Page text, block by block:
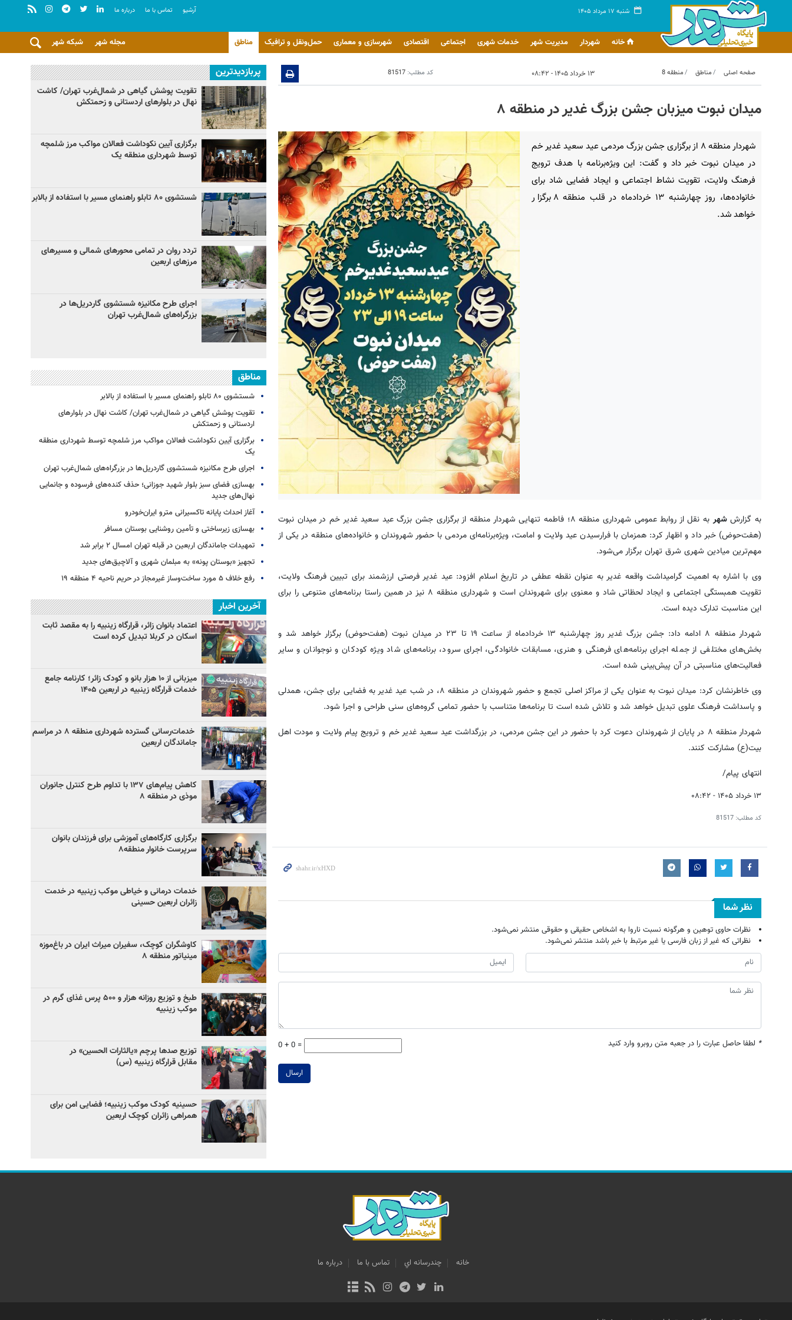
شنبه ۱۷ مرداد ۱۴۰۵ آرشيو تماس با ما درباره ما
خانه شهردار مدیریت شهر خدمات شهری اجتماعی اقتصادی شهرسازی و معماری حمل‌ونقل و ترافیک مناطق شبکه شهر مجله شهر
صفحه اصلی مناطق منطقه 8 ۱۳ خرداد ۱۴۰۵ - ۰۸:۴۲ کد مطلب: 81517
میدان نبوت میزبان جشن بزرگ غدیر در منطقه ۸
شهردار منطقه ۸ از برگزاری جشن بزرگ مردمی عید سعید غدیر خم
در میدان نبوت خبر داد و گفت: این ویژه‌برنامه با هدف ترویج
فرهنگ ولایت، تقویت نشاط اجتماعی و ایجاد فضایی شاد برای
خانواده‌ها، روز چهارشنبه ۱۳ خردادماه در قلب منطقه ۸ برگزار
خواهد شد.
به گزارششهر
به نقل از روابط عمومی شهرداری منطقه ۸؛ فاطمه تنهایی شهردار منطقه از برگزاری جشن بزرگ عید سعید غدیر خم در میدان نبوت
(هفت‌حوض) خبر داد و اظهار کرد: همزمان با فرارسیدن عید ولایت و امامت، ویژه‌برنامه‌ای مردمی با حضور شهروندان و خانواده‌های منطقه در یکی از
مهم‌ترین میادین شهری شرق تهران برگزار می‌شود.
وی با اشاره به اهمیت گرامیداشت واقعه غدیر به عنوان نقطه عطفی در تاریخ اسلام افزود: عید غدیر فرصتی ارزشمند برای تبیین فرهنگ ولایت،
تقویت همبستگی اجتماعی و ایجاد لحظاتی شاد و معنوی برای شهروندان است و شهرداری منطقه ۸ نیز در همین راستا برنامه‌های متنوعی را برای
این مناسبت تدارک دیده است.
شهردار منطقه ۸ ادامه داد: جشن بزرگ غدیر روز چهارشنبه ۱۳ خردادماه از ساعت ۱۹ تا ۲۳ در میدان نبوت (هفت‌حوض) برگزار خواهد شد و
بخش‌های مختلفی از جمله اجرای برنامه‌های فرهنگی و هنری، مسابقات خانوادگی، اجرای سرود، برنامه‌های شاد ویژه کودکان و نوجوانان و سایر
فعالیت‌های مناسبتی در آن پیش‌بینی شده است.
وی خاطرنشان کرد: میدان نبوت به عنوان یکی از مراکز اصلی تجمع و حضور شهروندان در منطقه ۸، در شب عید غدیر به فضایی برای جشن، همدلی
و پاسداشت فرهنگ علوی تبدیل خواهد شد و تلاش شده است تا برنامه‌ها متناسب با حضور تمامی گروه‌های سنی طراحی و اجرا شود.
شهردار منطقه ۸ در پایان از شهروندان دعوت کرد با حضور در این جشن مردمی، در بزرگداشت عید سعید غدیر خم و ترویج پیام ولایت و مودت اهل
بیت(ع) مشارکت کنند.
انتهای پیام/
۱۳ خرداد ۱۴۰۵ - ۰۸:۴۲
کد مطلب: 81517
نظر شما
نظرات حاوی توهین و هرگونه نسبت ناروا به اشخاص حقیقی و حقوقی منتشر نمی‌شود.
نظراتی که غیر از زبان فارسی یا غیر مرتبط با خبر باشد منتشر نمی‌شود.
* لطفا حاصل عبارت را در جعبه متن روبرو وارد کنید 0 + 0 =
ارسال
پربازدیدترین
تقویت پوشش گیاهی در شمال‌غرب تهران/ کاشت
نهال در بلوارهای اردستانی و زحمتکش
برگزاری آیین نکوداشت فعالان مواکب مرز شلمچه
توسط شهرداری منطقه یک
شستشوی ۸۰ تابلو راهنمای مسیر با استفاده از بالابر
تردد روان در تمامی محورهای شمالی و مسیرهای
مرزهای اربعین
اجرای طرح مکانیزه شستشوی گاردریل‌ها در
بزرگراه‌های شمال‌غرب تهران
مناطق
شستشوی ۸۰ تابلو راهنمای مسیر با استفاده از بالابر
تقویت پوشش گیاهی در شمال‌غرب تهران/ کاشت نهال در بلوارهای
اردستانی و زحمتکش
برگزاری آیین نکوداشت فعالان مواکب مرز شلمچه توسط شهرداری منطقه
یک
اجرای طرح مکانیزه شستشوی گاردریل‌ها در بزرگراه‌های شمال‌غرب تهران
بهسازی فضای سبز بلوار شهید جوزانی؛ حذف کنده‌های فرسوده و جانمایی
نهال‌های جدید
آغاز احداث پایانه تاکسیرانی مترو ایران‌خودرو
بهسازی زیرساختی و تأمین روشنایی بوستان مسافر
تمهیدات جاماندگان اربعین در قبله تهران امسال ۲ برابر شد
تجهیز «بوستان پونه» به مبلمان شهری و آلاچیق‌های جدید
رفع خلاف ۵ مورد ساخت‌وساز غیرمجاز در حریم ناحیه ۴ منطقه ۱۹
آخرین اخبار
اعتماد بانوان زائر، قرارگاه زینبیه را به مقصد ثابت
اسکان در کربلا تبدیل کرده است
میزبانی از ۱۰ هزار بانو و کودک زائر؛ کارنامه جامع
خدمات قرارگاه زینبیه در اربعین ۱۴۰۵
خدمات‌رسانی گسترده شهرداری منطقه ۸ در مراسم
جاماندگان اربعین
کاهش پیام‌های ۱۳۷ با تداوم طرح کنترل جانوران
موذی در منطقه ۸
برگزاری کارگاه‌های آموزشی برای فرزندان بانوان
سرپرست خانوار منطقه۸
خدمات درمانی و خیاطی موکب زینبیه در خدمت
زائران اربعین حسینی
کاوشگران کوچک، سفیران میراث ایران در باغ‌موزه
مینیاتور منطقه ۸
طبخ و توزیع روزانه هزار و ۵۰۰ پرس غذای گرم در
موکب زینبیه
توزیع صدها پرچم «یالثارات الحسین» در
مقابل قرارگاه زینبیه (س)
حسینیه کودک موکب زینبیه؛ فضایی امن برای
همراهی زائران کوچک اربعین
خانه چندرسانه اي تماس با ما درباره ما